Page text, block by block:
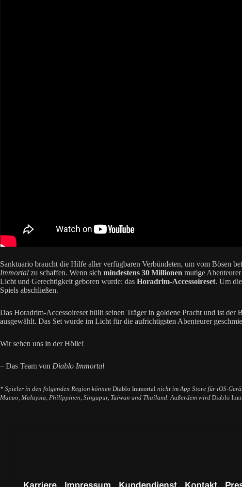
Sanktuario braucht die Hilfe aller verfügbaren Verbündeten, um vom Bösen
Immortal zu schaffen. Wenn sich mindestens 30 Millionen mutige
Licht und Gerechtigkeit geboren wurde: das Horadrim-Accessoireset. Um
Spiels abschließen.
Das Horadrim-Accessoireset hüllt seinen Träger in goldene Pracht und ist
ausgewählt. Das Set wurde im Licht für die aufrichtigsten Abenteurer
Wir sehen uns in der Hölle!
– Das Team von Diablo Immortal
* Spieler in den folgenden Region können Diablo Immortal nicht im App Store für iOS-
Macao, Malaysia, Philippinen, Singapur, Taiwan und Thailand. Außerdem wird Diablo